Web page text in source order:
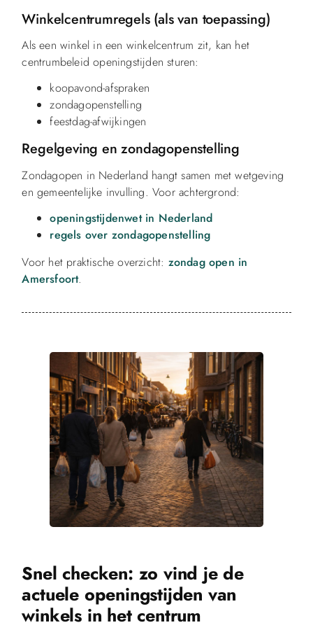
Winkelcentrumregels (als van toepassing)
Als een winkel in een winkelcentrum zit, kan het
centrumbeleid openingstijden sturen:
koopavond-afspraken
zondagopenstelling
feestdag-afwijkingen
Regelgeving en zondagopenstelling
Zondagopen in Nederland hangt samen met wetgeving
en gemeentelijke invulling. Voor achtergrond:
openingstijdenwet in Nederland
regels over zondagopenstelling
Voor het praktische overzicht: zondag open in
Amersfoort.
Snel checken: zo vind je de
actuele openingstijden van
winkels in het centrum